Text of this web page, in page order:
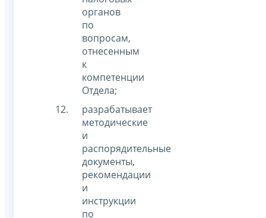
органов
по
вопросам,
отнесенным
к
компетенции
Отдела;
разрабатывает
методические
и
распорядительные
документы,
рекомендации
и
инструкции
по